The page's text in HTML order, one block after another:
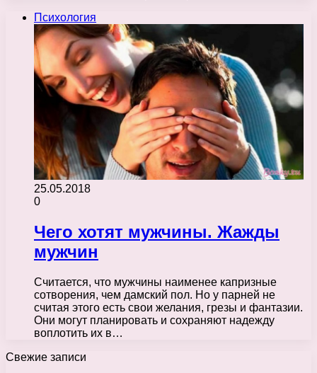
Психология
25.05.2018
0
Чего хотят мужчины. Жажды
мужчин
Считается, что мужчины наименее капризные
сотворения, чем дамский пол. Но у парней не
считая этого есть свои желания, грезы и фантазии.
Они могут планировать и сохраняют надежду
воплотить их в…
Свежие записи